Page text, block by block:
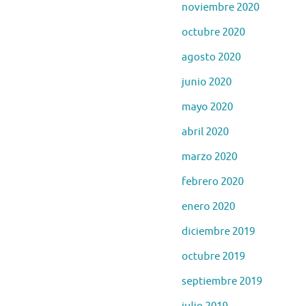
noviembre 2020
octubre 2020
agosto 2020
junio 2020
mayo 2020
abril 2020
marzo 2020
febrero 2020
enero 2020
diciembre 2019
octubre 2019
septiembre 2019